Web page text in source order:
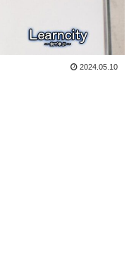
2024.05.10